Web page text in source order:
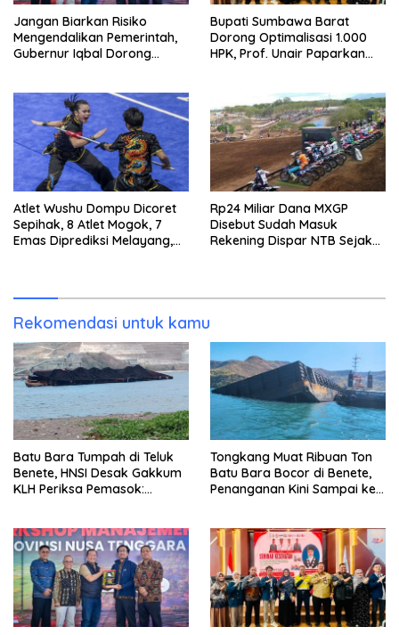
Jangan Biarkan Risiko
Mengendalikan Pemerintah,
Gubernur Iqbal Dorong
Bupati Sumbawa Barat
Dorong Optimalisasi 1.000
HPK, Prof. Unair Paparkan
Atlet Wushu Dompu Dicoret
Sepihak, 8 Atlet Mogok, 7
Emas Diprediksi Melayang,
Rp24 Miliar Dana MXGP
Disebut Sudah Masuk
Rekening Dispar NTB Sejak
Rekomendasi untuk kamu
Batu Bara Tumpah di Teluk
Benete, HNSI Desak Gakkum
KLH Periksa Pemasok:
Tongkang Muat Ribuan Ton
Batu Bara Bocor di Benete,
Penanganan Kini Sampai ke